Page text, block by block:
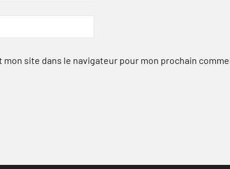
site dans le navigateur pour mon prochain